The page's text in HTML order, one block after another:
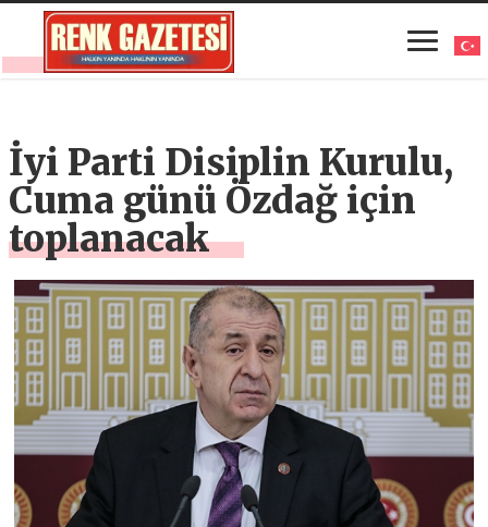
İyi Parti Disiplin Kurulu,
Cuma günü Özdağ için
toplanacak